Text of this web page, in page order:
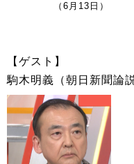
（6月13日）
【ゲスト】
駒木明義（朝日新聞論